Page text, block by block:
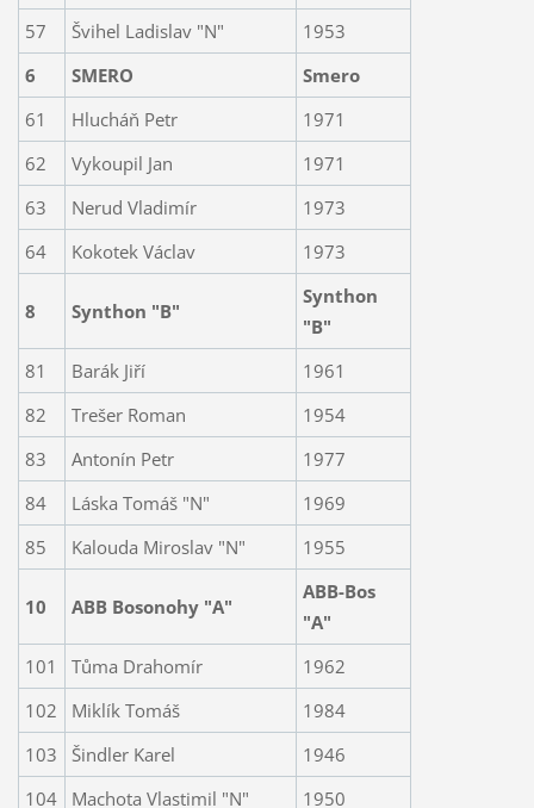
57
Švihel Ladislav "N"
1953
6
SMERO
Smero
61
Hlucháň Petr
1971
62
Vykoupil Jan
1971
63
Nerud Vladimír
1973
64
Kokotek Václav 1973
8 Synthon "B"
Synthon
"B"
81
Barák Jiří
1961
82
Trešer Roman
1954
83
Antonín Petr
1977
84
Láska Tomáš "N"
1969
85
Kalouda Miroslav "N" 1955
10 ABB Bosonohy "A"
ABB-Bos
"A"
101
Tůma Drahomír
1962
102
Miklík Tomáš
1984
103
Šindler Karel
1946
104
Machota Vlastimil "N"
1950